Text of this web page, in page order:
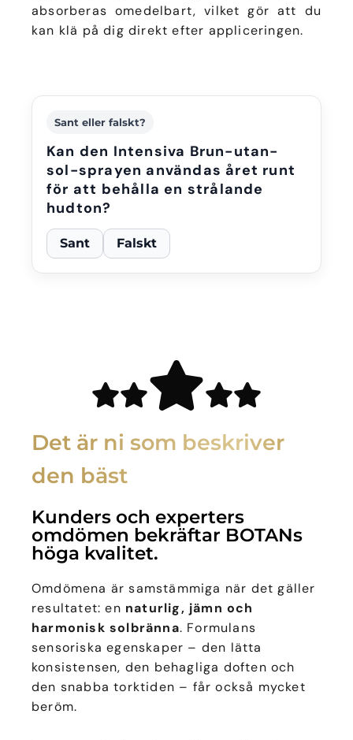
absorberas omedelbart, vilket gör att du
kan klä på dig direkt efter appliceringen.
Sant eller falskt?
Kan den Intensiva Brun-utan-
sol-sprayen användas året runt
för att behålla en strålande
hudton?
Sant Falskt
Det är ni som beskriver
den bäst
Kunders och experters
omdömen bekräftar BOTANs
höga kvalitet.
Omdömena är samstämmiga när det gäller
resultatet: en naturlig, jämn och
harmonisk solbränna. Formulans
sensoriska egenskaper – den lätta
konsistensen, den behagliga doften och
den snabba torktiden – får också mycket
beröm.